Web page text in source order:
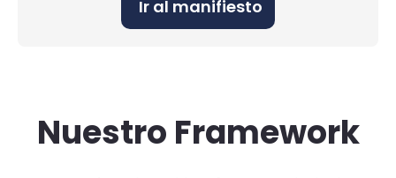
Ir al manifiesto
Nuestro Framework